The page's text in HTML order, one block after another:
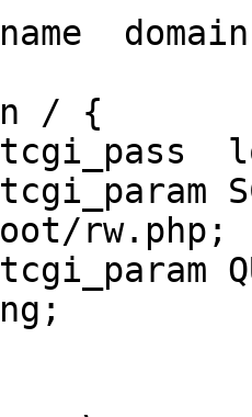
rw.php;